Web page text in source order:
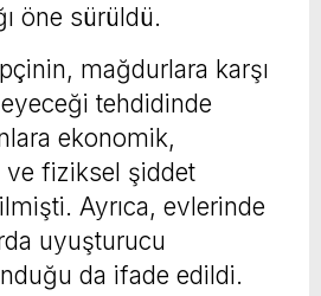
öne sürüldü.
mağdurlara karşı
tehdidinde
ekonomik,
fiziksel şiddet
Ayrıca, evlerinde
uyuşturucu
da ifade edildi.